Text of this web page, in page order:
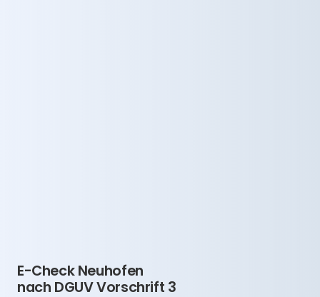
E-Check Neuhofen
nach DGUV Vorschrift 3